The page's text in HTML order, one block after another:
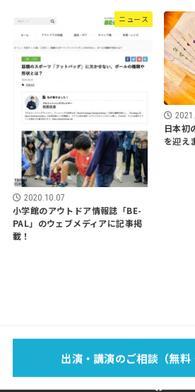
ニュース
2020.10.07
小学館のアウトドア情報誌「BE-
PAL」のウェブメディアに記事掲
載！
日本初
を迎え
出演・講演のご相談（無料
FOOTBAG？
BLOG SPONSOR